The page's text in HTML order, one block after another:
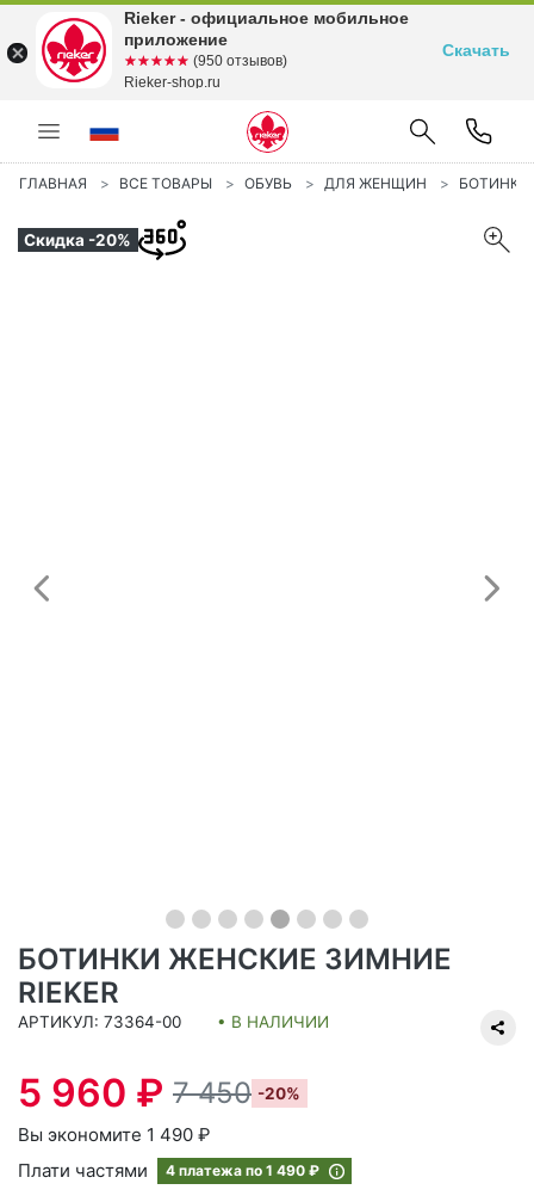
ГЛАВНАЯ ВСЕ ТОВАРЫ ОБУВЬ ДЛЯ ЖЕНЩИН БОТИНКИ
Скидка -20%
Предыдущий
БОТИНКИ ЖЕНСКИЕ ЗИМНИЕ
RIEKER
АРТИКУЛ: 73364-00 • В НАЛИЧИИ
5 960 ₽ 7 450 -20%
Вы экономите 1 490 ₽
Плати частями
4 платежа по 1 490 ₽
Rieker - официальное мобильное
приложение
☆☆☆☆☆
★★★★★ (950 отзывов)
Rieker-shop.ru
Скачать